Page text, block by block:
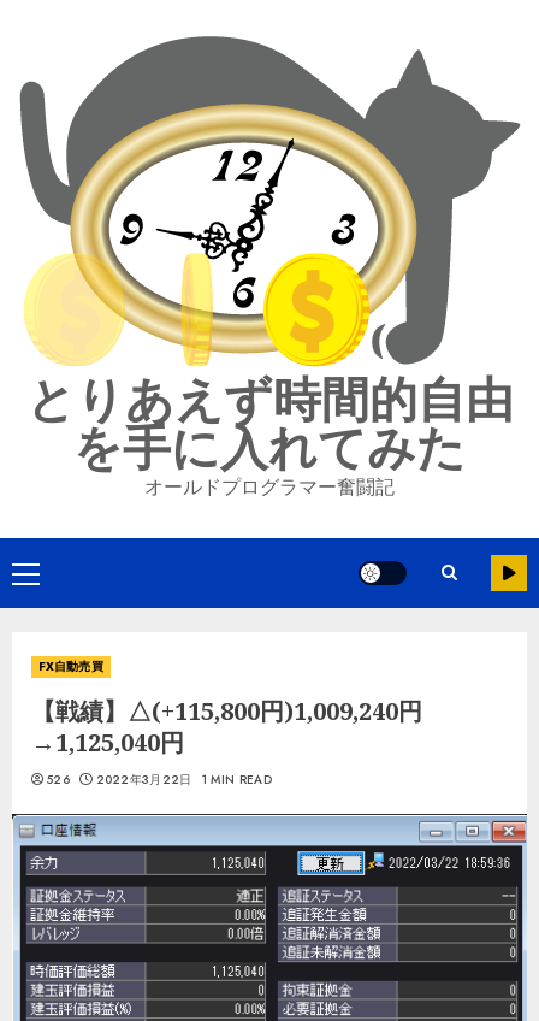
とりあえず時間的自由
を手に入れてみた
オールドプログラマー奮闘記
FX自動売買
【戦績】△(+115,800円)1,009,240円
→1,125,040円
526 2022年3月22日 1 MIN READ